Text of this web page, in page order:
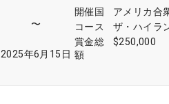
〜
2025年6月15日
開催国
アメリカ合
コース
ザ・ハイラ
賞金総
額
$250,000